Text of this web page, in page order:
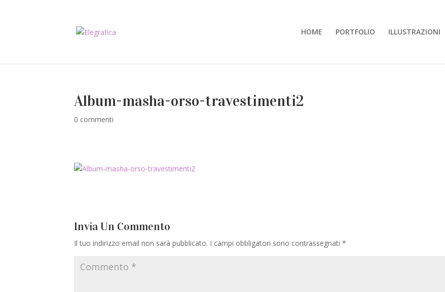
HOME PORTFOLIO ILLUSTRAZIONI
Album-masha-orso-travestimenti2
0 commenti
Invia Un Commento
Il tuo indirizzo email non sarà pubblicato. I campi obbligatori sono contrassegnati *